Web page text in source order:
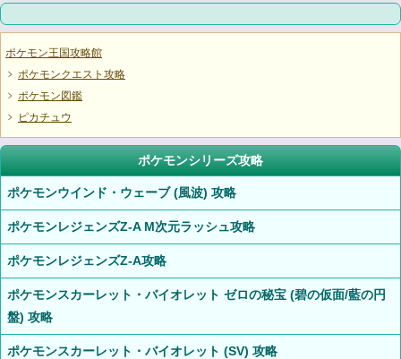
ポケモン王国攻略館
ポケモンクエスト攻略
ポケモン図鑑
ピカチュウ
ポケモンシリーズ攻略
ポケモンウインド・ウェーブ (風波) 攻略
ポケモンレジェンズZ-A M次元ラッシュ攻略
ポケモンレジェンズZ-A攻略
ポケモンスカーレット・バイオレット ゼロの秘宝 (碧の仮面/藍の円
盤) 攻略
ポケモンスカーレット・バイオレット (SV) 攻略